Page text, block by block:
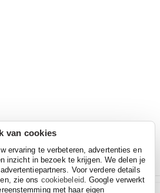
van cookies
ervaring te verbeteren, advertenties en
inzicht in bezoek te krijgen. We delen je
Voor verdere details
zie ons cookiebeleid. Google verwerkt
met haar eigen